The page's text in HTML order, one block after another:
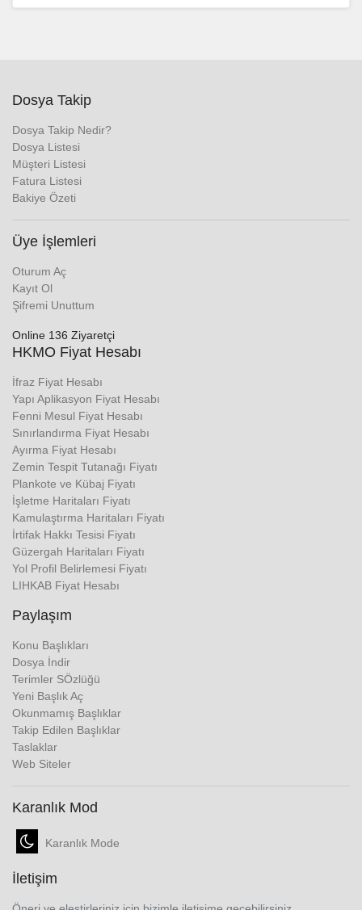
Dosya Takip
Dosya Takip Nedir?
Dosya Listesi
Müşteri Listesi
Fatura Listesi
Bakiye Özeti
Üye İşlemleri
Oturum Aç
Kayıt Ol
Şifremi Unuttum
Online 136 Ziyaretçi
HKMO Fiyat Hesabı
İfraz Fiyat Hesabı
Yapı Aplikasyon Fiyat Hesabı
Fenni Mesul Fiyat Hesabı
Sınırlandırma Fiyat Hesabı
Ayırma Fiyat Hesabı
Zemin Tespit Tutanağı Fiyatı
Plankote ve Kübaj Fiyatı
İşletme Haritaları Fiyatı
Kamulaştırma Haritaları Fiyatı
İrtifak Hakkı Tesisi Fiyatı
Güzergah Haritaları Fiyatı
Yol Profil Belirlemesi Fiyatı
LIHKAB Fiyat Hesabı
Paylaşım
Konu Başlıkları
Dosya İndir
Terimler SÖzlüğü
Yeni Başlık Aç
Okunmamış Başlıklar
Takip Edilen Başlıklar
Taslaklar
Web Siteler
Karanlık Mod
Karanlık Mode
İletişim